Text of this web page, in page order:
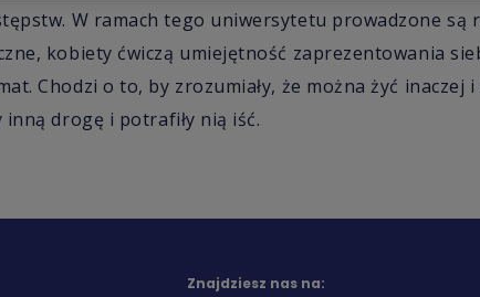
W ramach tego uniwersytetu prowadzone są
kobiety ćwiczą umiejętność zaprezentowania
Chodzi o to, by zrozumiały, że można żyć inaczej
inną drogę i potrafiły nią iść.
Znajdziesz nas na: